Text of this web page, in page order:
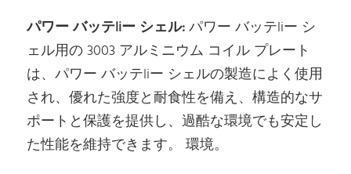
パワー バッテliー シェル:パワー バッテliー シ
ェル用の 3003 アルミニウム コイル プレート
は、パワー バッテliー シェルの製造によく使用
され、優れた強度と耐食性を備え、構造的なサ
ポートと保護を提供し、過酷な環境でも安定し
た性能を維持できます。 環境。